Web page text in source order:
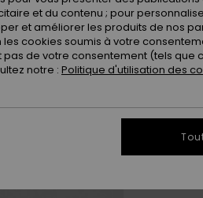
34/
et du contenu ; pour
et améliorer les produits de nos
cookies soumis à votre
de votre consentement (tels que
notre : Politique d'utilisation des